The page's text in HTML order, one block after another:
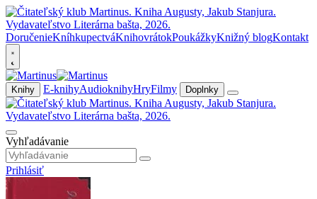
DoručenieKníhkupectváKnihovrátokPoukážkyKnižný blogKontakt
Knihy E-knihyAudioknihyHryFilmy Doplnky
Vyhľadávanie
Prihlásiť